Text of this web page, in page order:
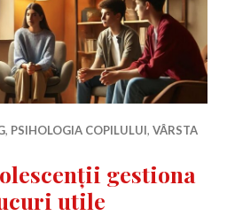
, PSIHOLOGIA COPILULUI,VÂRSTA
gestiona
utile